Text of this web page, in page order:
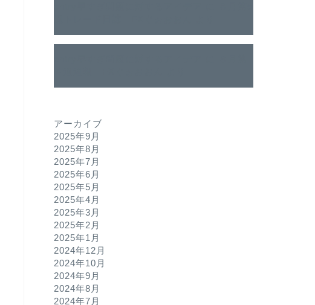
アーカイブ
2025年9月
2025年8月
2025年7月
2025年6月
2025年5月
2025年4月
2025年3月
2025年2月
2025年1月
2024年12月
2024年10月
2024年9月
2024年8月
2024年7月